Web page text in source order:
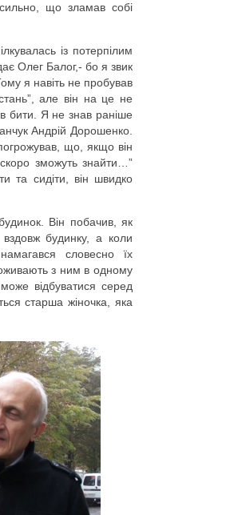
що зламав собі
із потерпілим
Олег Балог,- бо я звик
я навіть не пробував
але він на це не
бити. Я не знав раніше
Андрій Дорошенко.
що, якщо він
зможуть знайти…”
та сидіти, він швидко
Він побачив, як
будинку, а коли
словесно їх
з ним в одному
відбуватися серед
старша жіночка, яка